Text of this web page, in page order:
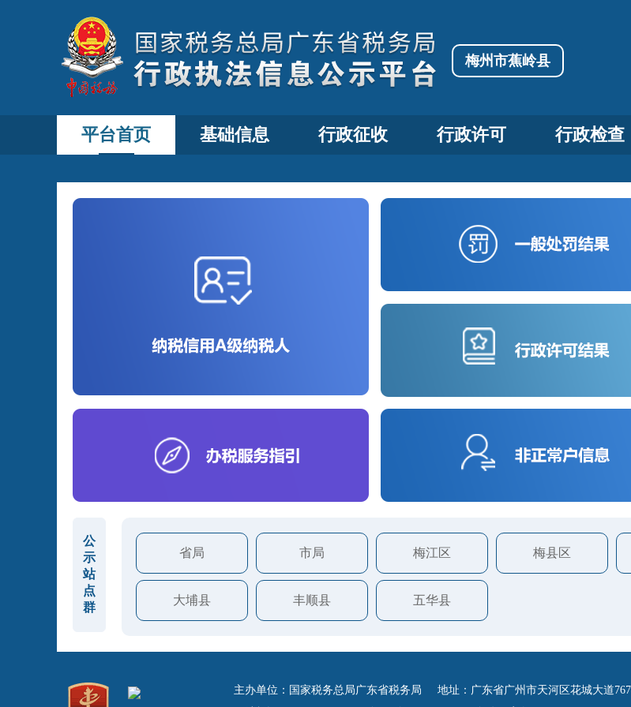
梅州市蕉岭县
平台首页 基础信息 行政征收 行政许可 行政检查
公
示
站
点
群
省局 市局 梅江区 梅县区
大埔县 丰顺县 五华县
主办单位：国家税务总局广东省税务局 地址：广东省广州市天河区花城大道